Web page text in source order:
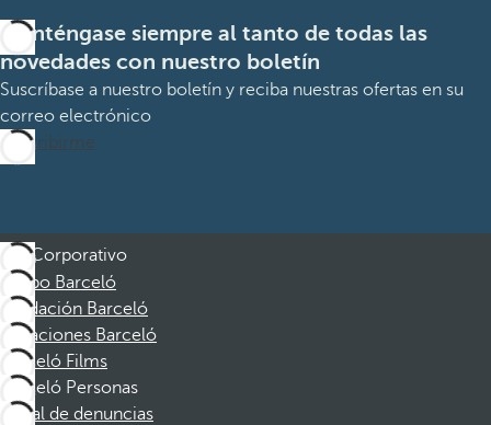
Manténgase siempre al tanto de todas las
novedades con nuestro boletín
Suscríbase a nuestro boletín y reciba nuestras ofertas en su
correo electrónico
Suscribirme
Corporativo
Grupo Barceló
Fundación Barceló
Vacaciones Barceló
Barceló Films
Barceló Personas
Canal de denuncias